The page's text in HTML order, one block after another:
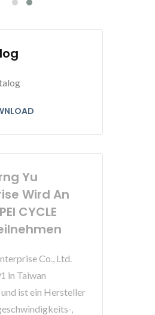
Yu
Wird An
CYCLE
Co., Ltd.
in Taiwan
ist ein Hersteller
,